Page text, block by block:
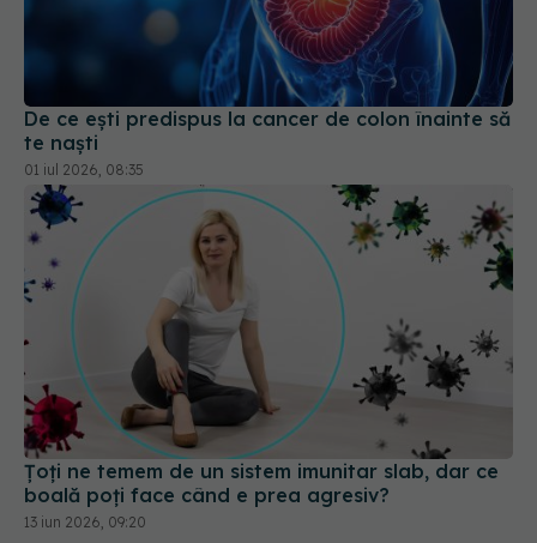
De ce ești predispus la cancer de colon înainte să
te naști
01 iul 2026, 08:35
Țoți ne temem de un sistem imunitar slab, dar ce
boală poți face când e prea agresiv?
13 iun 2026, 09:20